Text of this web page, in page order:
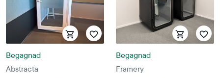
Abstracta
Begagnad
Framery
Begagnad